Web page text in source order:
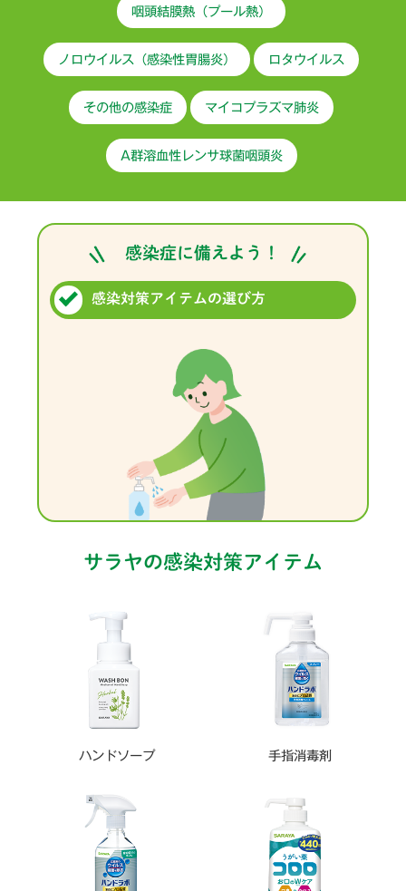
咽頭結膜熱（プール熱）
ノロウイルス（感染性胃腸炎） ロタウイルス
その他の感染症 マイコプラズマ肺炎
A群溶血性レンサ球菌咽頭炎
感染症に備えよう！
感染対策アイテムの選び方
サラヤの感染対策アイテム
ハンドソープ 手指消毒剤